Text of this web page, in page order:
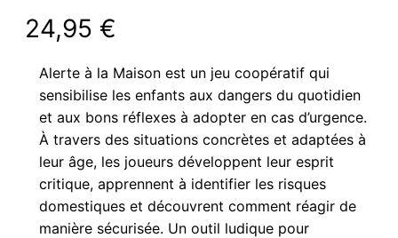
24,95 €
Alerte à la Maison est un jeu coopératif qui
sensibilise les enfants aux dangers du quotidien
et aux bons réflexes à adopter en cas d’urgence.
À travers des situations concrètes et adaptées à
leur âge, les joueurs développent leur esprit
critique, apprennent à identifier les risques
domestiques et découvrent comment réagir de
manière sécurisée. Un outil ludique pour